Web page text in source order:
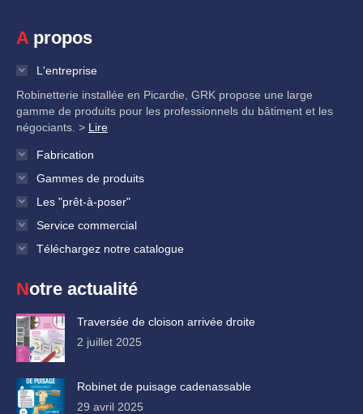
A propos
L'entreprise
Robinetterie installée en Picardie, GRK propose une large
gamme de produits pour les professionnels du bâtiment et les
négociants. > Lire
Fabrication
Gammes de produits
Les "prêt-à-poser"
Service commercial
Téléchargez notre catalogue
Notre actualité
Traversée de cloison arrivée droite
2 juillet 2025
Robinet de puisage cadenassable
29 avril 2025